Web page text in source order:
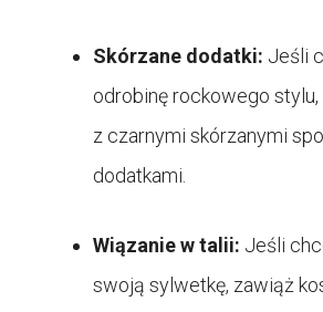
Skórzane dodatki: Jeśli
odrobinę rockowego
z czarnymi skórzanymi
dodatkami.
Wiązanie w talii: Jeśli
swoją sylwetkę, zawiąż